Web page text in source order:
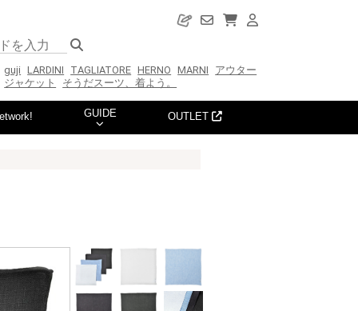
guji LARDINI TAGLIATORE HERNO MARNI
アウター
ジャケット
そうだスーツ、着よう。
GUIDE OUTLET